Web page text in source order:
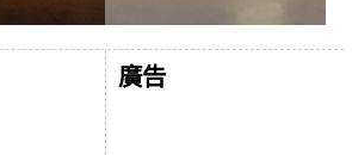
廣告